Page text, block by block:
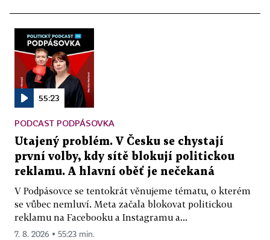
55:23
PODCAST PODPÁSOVKA
Utajený problém. V Česku se chystají
první volby, kdy sítě blokují politickou
reklamu. A hlavní oběť je nečekaná
V Podpásovce se tentokrát věnujeme tématu, o kterém
se vůbec nemluví. Meta začala blokovat politickou
reklamu na Facebooku a Instagramu a...
7. 8. 2026 ▪ 55:23 min.